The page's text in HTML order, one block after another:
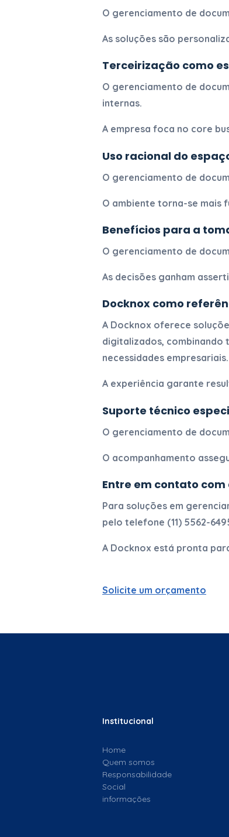
O gerenciamento de
As soluções são
Terceirização como
O gerenciamento de
internas.
A empresa foca no core
Uso racional do
O gerenciamento de
O ambiente torna-se mais
Benefícios para a
O gerenciamento de
As decisões ganham
Docknox como
A Docknox oferece
digitalizados, combinando
necessidades empresariais.
A experiência garante
Suporte técnico
O gerenciamento de
O acompanhamento
Entre em contato com
Para soluções em
pelo telefone (11) 5562-
A Docknox está pronta
Solicite um orçamento
Institucional
Home
Quem somos
Responsabilidade
Social
informações